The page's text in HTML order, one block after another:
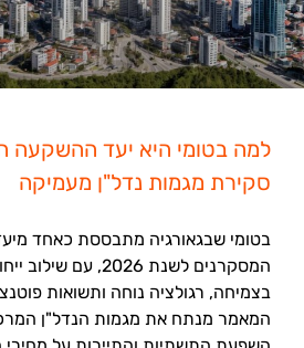
סקירת מגמות נדל"ן מעמיקה
בטומי שבגאורגיה מתבססת כאחד
המסקרנים לשנת 2026, עם
בצמיחה, רגולציה נוחה ותשואות
המאמר מנתח את מגמות הנדל"ן